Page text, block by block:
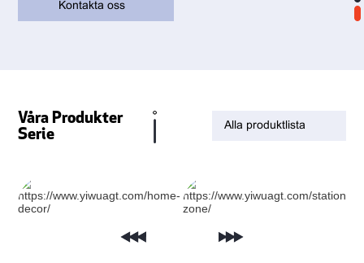
Kontakta oss
Våra Produkter
Serie
Alla produktlista